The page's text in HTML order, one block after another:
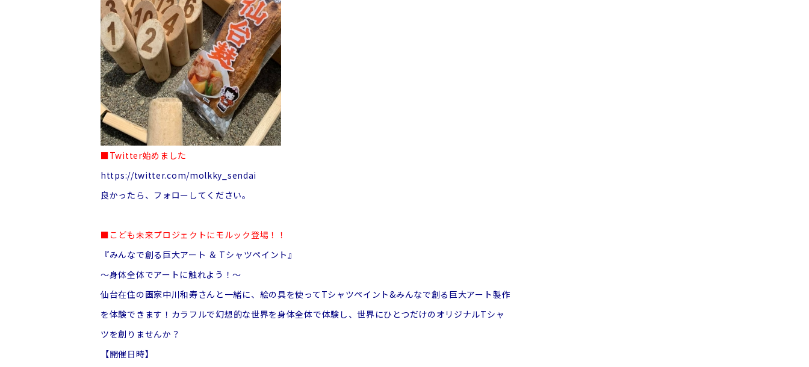
■Twitter始めました
https://twitter.com/molkky_sendai
良かったら、フォローしてください。
■こども未来プロジェクトにモルック登場！！
『みんなで創る巨大アート ＆ Tシャツペイント』
～身体全体でアートに触れよう！～
仙台在住の画家中川和寿さんと一緒に、絵の具を使ってTシャツペイント&みんなで創る巨大アート製作
を体験できます！ カラフルで幻想的な世界を身体全体で体験し、世界にひとつだけのオリジナルTシャ
ツを創りませんか？
【開催日時】